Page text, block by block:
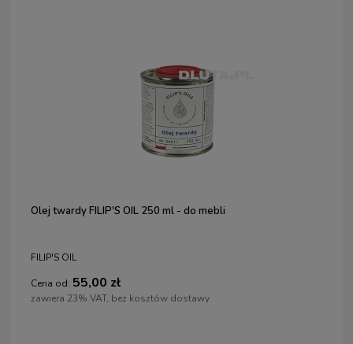
Olej twardy FILIP'S OIL 250 ml - do mebli
FILIP'S OIL
Cena od: 55,00 zł
zawiera 23% VAT, bez kosztów dostawy